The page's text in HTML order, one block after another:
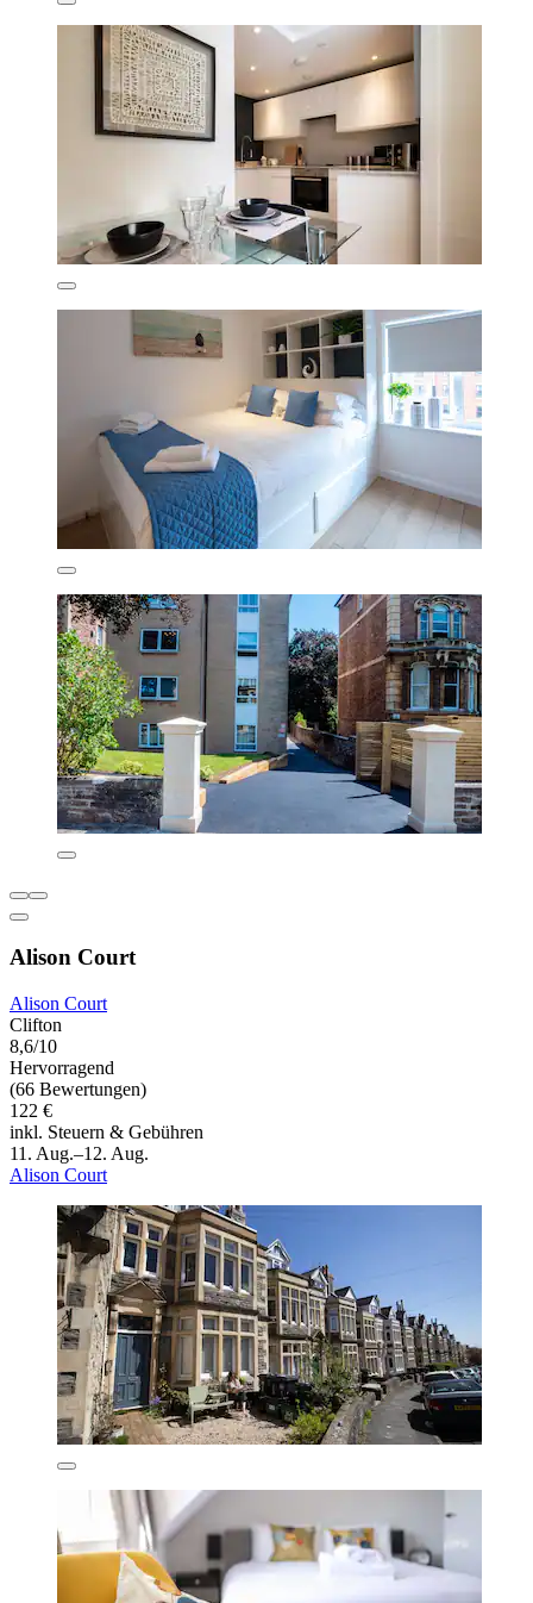
Alison Court
Alison Court
Clifton
8,6/10
Hervorragend
(66 Bewertungen)
122 €
inkl. Steuern & Gebühren
11. Aug.–12. Aug.
Alison Court